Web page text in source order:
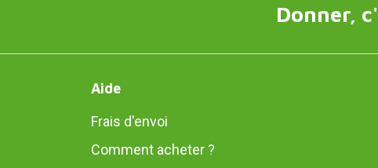
Donner,
Aide
Frais d'envoi
Comment acheter ?